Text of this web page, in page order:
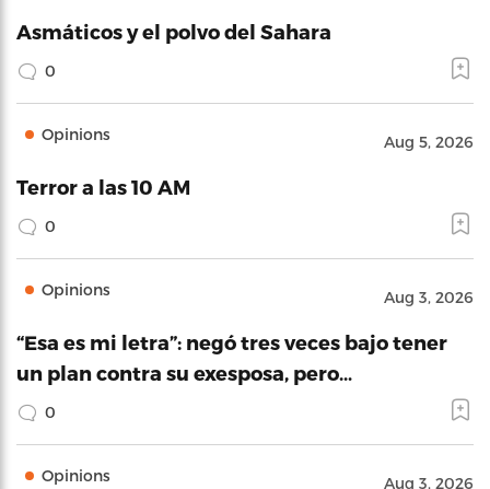
Asmáticos y el polvo del Sahara
0
Opinions Aug 5, 2026
Terror a las 10 AM
0
Opinions Aug 3, 2026
“Esa es mi letra”: negó tres veces bajo tener
un plan contra su exesposa, pero…
0
Opinions Aug 3, 2026